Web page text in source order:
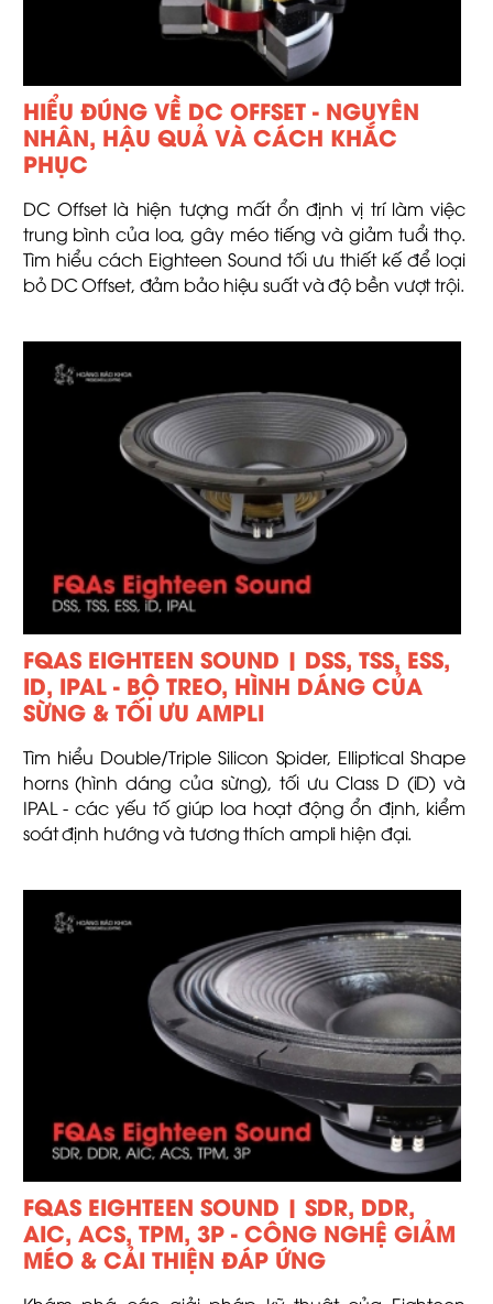
HIỂU ĐÚNG VỀ DC OFFSET - NGUYÊN
NHÂN, HẬU QUẢ VÀ CÁCH KHẮC
PHỤC
DC Offset là hiện tượng mất ổn định vị trí làm việc
trung bình của loa, gây méo tiếng và giảm tuổi thọ.
Tìm hiểu cách Eighteen Sound tối ưu thiết kế để loại
bỏ DC Offset, đảm bảo hiệu suất và độ bền vượt trội.
FQAS EIGHTEEN SOUND | DSS, TSS, ESS,
ID, IPAL - BỘ TREO, HÌNH DÁNG CỦA
SỪNG & TỐI ƯU AMPLI
Tìm hiểu Double/Triple Silicon Spider, Elliptical Shape
horns (hình dáng của sừng), tối ưu Class D (iD) và
IPAL - các yếu tố giúp loa hoạt động ổn định, kiểm
soát định hướng và tương thích ampli hiện đại.
FQAS EIGHTEEN SOUND | SDR, DDR,
AIC, ACS, TPM, 3P - CÔNG NGHỆ GIẢM
MÉO & CẢI THIỆN ĐÁP ỨNG